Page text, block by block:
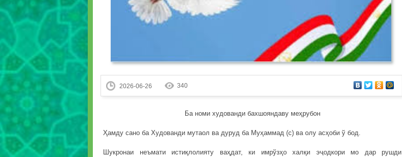
2026-06-26 340
Ба номи худованди бахшояндаву меҳрубон
Ҳамду сано ба Худованди мутаол ва дуруд ба Муҳаммад (с) ва олу асҳоби ў бод.
Шукронаи неъмати истиқлолияту ваҳдат, ки имрўзҳо халқи эҷодкори мо дар рушди